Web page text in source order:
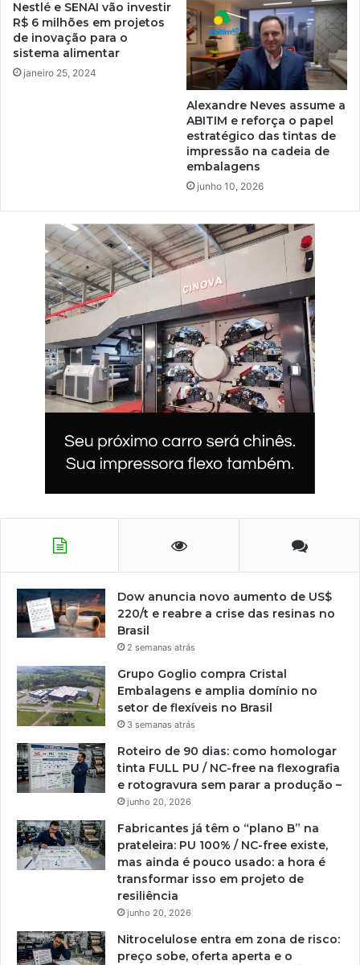
Nestlé e SENAI vão investir
R$ 6 milhões em projetos
de inovação para o
sistema alimentar
janeiro 25, 2024
Alexandre Neves assume a
ABITIM e reforça o papel
estratégico das tintas de
impressão na cadeia de
embalagens
junho 10, 2026
Dow anuncia novo aumento de US$
220/t e reabre a crise das resinas no
Brasil
2 semanas atrás
Grupo Goglio compra Cristal
Embalagens e amplia domínio no
setor de flexíveis no Brasil
3 semanas atrás
Roteiro de 90 dias: como homologar
tinta FULL PU / NC-free na flexografia
e rotogravura sem parar a produção –
junho 20, 2026
Fabricantes já têm o “plano B” na
prateleira: PU 100% / NC-free existe,
mas ainda é pouco usado: a hora é
transformar isso em projeto de
resiliência
junho 20, 2026
Nitrocelulose entra em zona de risco:
preço sobe, oferta aperta e o